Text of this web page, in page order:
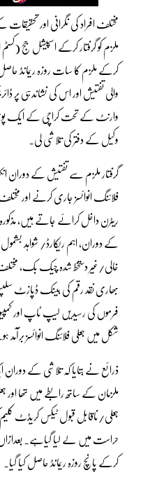
مختلف افراد کی نگرانی اور
ملزم کو گرفتار کرکے اسپیشل جج
کرکے ملزم کا سات روزہ ریمانڈ
والی تفتیش اور اس کی نشاندہی پر
وارنٹ کے تحت کراچی کے ایک
وکیل کے دفتر کی تلاشی لی۔
گرفتار ملزم سے تفتیش کے دوران
فلائنگ انوائسز جاری کرنے اور
ریٹرن داخل کرائے جاتے ہیں،
کے دوران، اہم ریکارڈ/ شواہد
خالی/غیر دستخط شدہ چیک بک،
بھاری نقد رقم کی بینک ڈپازٹ
فرموں کی رسیدیں لیپ ٹاپ اور
شکل میں جعلی فلائنگ انوائسز
ذرائع نے بتایا کہ تلاشی کے
ملزمان کے ساتھ رابطے میں تھا اور
جعلی/ناقابل قبول ٹیکس کریڈٹ
حراست میں لے لیا گیاہے۔
کرکے پانچ روزہ ریمانڈ حاصل کیا گیا۔